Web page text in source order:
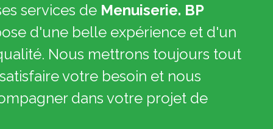
services de Menuiserie. BP
d'une belle expérience et d'un
Nous mettrons toujours tout
votre besoin et nous
dans votre projet de